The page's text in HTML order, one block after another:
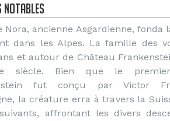
notables
Nora, ancienne Asgardienne, fonda
dans les Alpes. La famille des
et autour de Château
siècle. Bien que le
fut conçu par Victor
la créature erra à travers la
affrontant les divers